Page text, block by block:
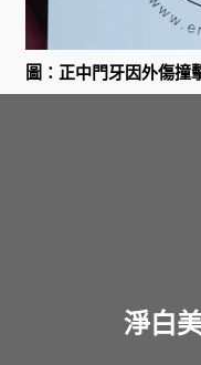
圖：正中門牙因外傷撞
淨白